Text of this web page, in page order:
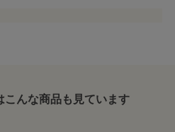
こんな商品も見ています